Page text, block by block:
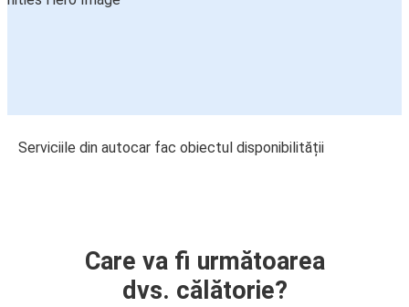
Serviciile din autocar fac obiectul disponibilității
Care va fi următoarea
dvs. călătorie?